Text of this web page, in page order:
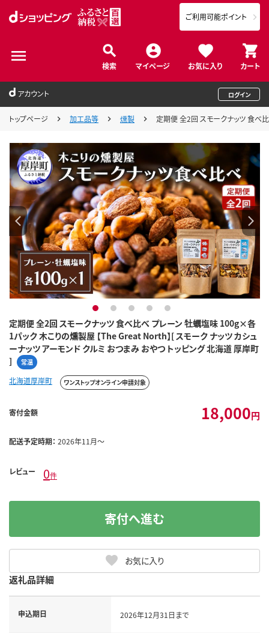
検索 マイページ お気に入り カート
ご利用可能ポイント
アカウント ログイン
トップページ 加工品等 燻製 定期便 全2回 スモークナッツ 食べ
定期便 全2回 スモークナッツ 食べ比べ プレーン 牡蠣塩味 100g×各
1パック 木こりの燻製屋 【The Great North】[ スモーク ナッツ カシュ
ーナッツ アーモンド クルミ おつまみ おやつ トッピング 北海道 厚岸町
]
常温
1 2 3 4 5
北海道厚岸町 ワンストップオンライン申請対象
寄付金額 18,000円
配送予定時期： 2026年11月～
レビュー 0件
お気に入り
寄付へ進む
返礼品詳細
申込期日 2026年12月31日まで